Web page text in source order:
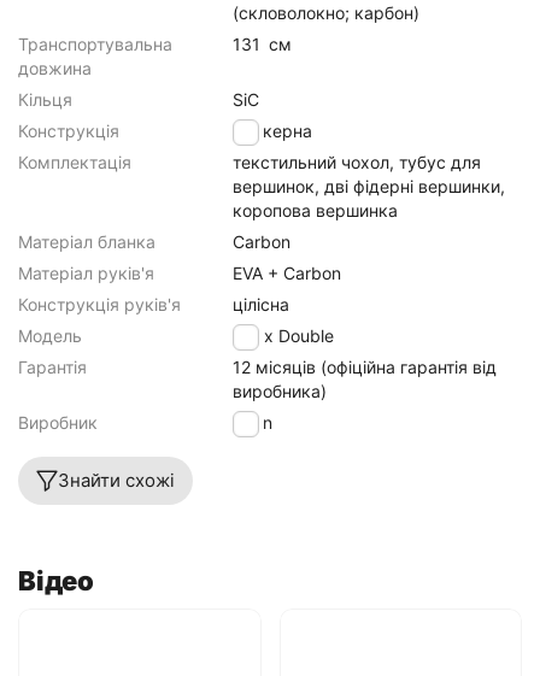
(скловолокно; карбон)
Транспортувальна
довжина
131 см
Кільця
SiC
Конструкція
штекерна
Комплектація
текстильний чохол, тубус для
вершинок, дві фідерні вершинки,
коропова вершинка
Матеріал бланка
Carbon
Матеріал руків'я
EVA + Carbon
Конструкція руків'я
цілісна
Модель
Apex Double
Гарантія
12 місяців (офіційна гарантія від
виробника)
Виробник
Brain
Знайти схожі
Відео